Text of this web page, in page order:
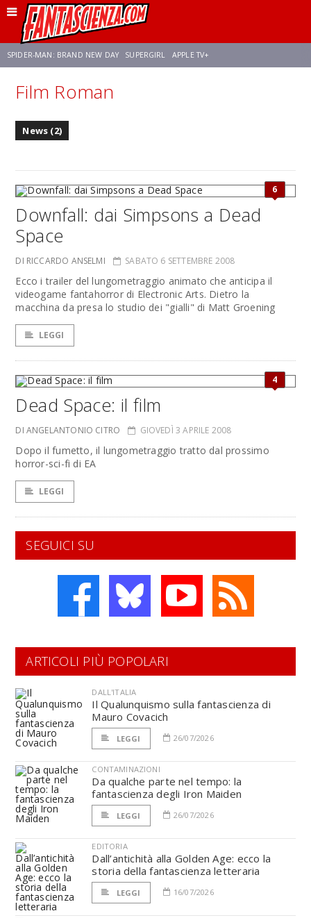
SPIDER-MAN: BRAND NEW DAY SUPERGIRL APPLE TV+
FRANCO RICCIARDIELLO ZENDAYA
Film Roman
News (2)
6
Downfall: dai Simpsons a Dead
Space
DI RICCARDO ANSELMI SABATO 6 SETTEMBRE 2008
Ecco i trailer del lungometraggio animato che anticipa il
videogame fantahorror di Electronic Arts. Dietro la
macchina da presa lo studio dei "gialli" di Matt Groening
LEGGI
4
Dead Space: il film
DI ANGELANTONIO CITRO GIOVEDÌ 3 APRILE 2008
Dopo il fumetto, il lungometraggio tratto dal prossimo
horror-sci-fi di EA
LEGGI
SEGUICI SU
ARTICOLI PIÙ POPOLARI
DALL'ITALIA
Il Qualunquismo sulla fantascienza di
Mauro Covacich
LEGGI 26/07/2026
CONTAMINAZIONI
Da qualche parte nel tempo: la
fantascienza degli Iron Maiden
LEGGI 26/07/2026
EDITORIA
Dall’antichità alla Golden Age: ecco la
storia della fantascienza letteraria
LEGGI 16/07/2026